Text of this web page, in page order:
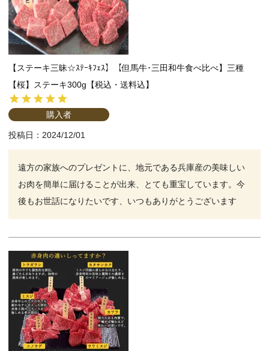
【ステーキ三昧☆ｽﾃｰｷﾌｪｽ】【但馬牛･三田和牛食べ比べ】三種
【桜】ステーキ300g【税込・送料込】
購入者
投稿日 2024/12/01
遠方の家族へのプレゼントに、地元である兵庫産の美味しい
お肉を簡単に届けることが出来、とても重宝しています。今
後もお世話になりたいです、いつもありがとうございます